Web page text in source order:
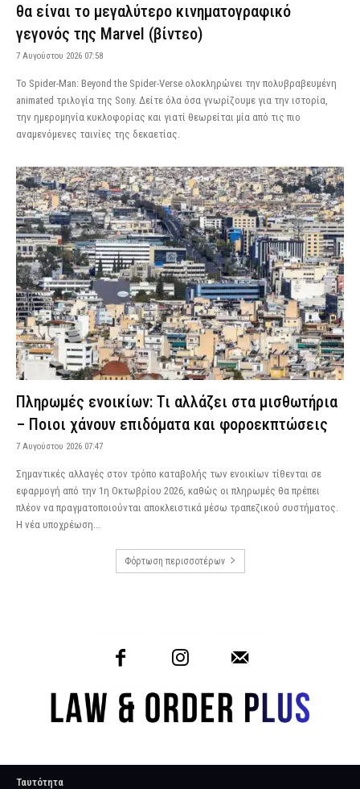
θα είναι το μεγαλύτερο κινηματογραφικό
γεγονός της Marvel (βίντεο)
7 Αυγούστου 2026 07:58
Το Spider-Man: Beyond the Spider-Verse ολοκληρώνει την πολυβραβευμένη
animated τριλογία της Sony. Δείτε όλα όσα γνωρίζουμε για την ιστορία,
την ημερομηνία κυκλοφορίας και γιατί θεωρείται μία από τις πιο
αναμενόμενες ταινίες της δεκαετίας.
Πληρωμές ενοικίων: Τι αλλάζει στα μισθωτήρια
– Ποιοι χάνουν επιδόματα και φοροεκπτώσεις
7 Αυγούστου 2026 07:47
Σημαντικές αλλαγές στον τρόπο καταβολής των ενοικίων τίθενται σε
εφαρμογή από την 1η Οκτωβρίου 2026, καθώς οι πληρωμές θα πρέπει
πλέον να πραγματοποιούνται αποκλειστικά μέσω τραπεζικού συστήματος.
Η νέα υποχρέωση...
Φόρτωση περισσοτέρων
Ταυτότητα